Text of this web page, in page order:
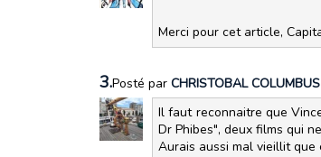
Merci pour cet article,
3.Posté par CHRISTOBAL COLUMBUS
Il faut reconnaitre que
Dr Phibes", deux films qui
Aurais aussi mal vieillit que